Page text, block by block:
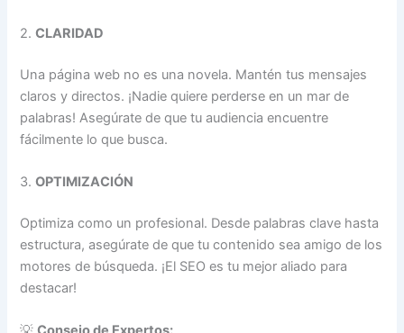
2.CLARIDAD
Una página web no es una novela. Mantén tus mensajes
claros y directos. ¡Nadie quiere perderse en un mar de
palabras! Asegúrate de que tu audiencia encuentre
fácilmente lo que busca.
3.OPTIMIZACIÓN
Optimiza como un profesional. Desde palabras clave hasta
estructura, asegúrate de que tu contenido sea amigo de los
motores de búsqueda. ¡El SEO es tu mejor aliado para
destacar!